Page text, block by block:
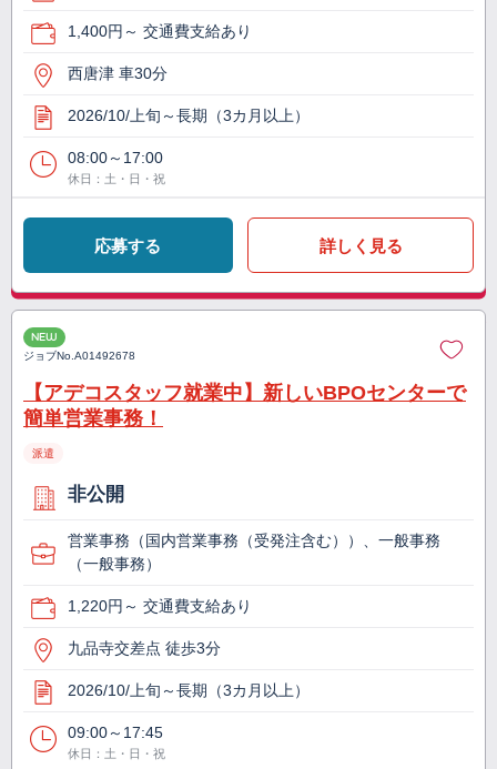
1,400円～ 交通費支給あり
西唐津 車30分
2026/10/上旬～長期（3カ月以上）
08:00～17:00
休日：土・日・祝
応募する 詳しく見る
NEW
ジョブNo.A01492678
【アデコスタッフ就業中】新しいBPOセンターで
簡単営業事務！
派遣
非公開
営業事務（国内営業事務（受発注含む））、一般事務
（一般事務）
1,220円～ 交通費支給あり
九品寺交差点 徒歩3分
2026/10/上旬～長期（3カ月以上）
09:00～17:45
休日：土・日・祝